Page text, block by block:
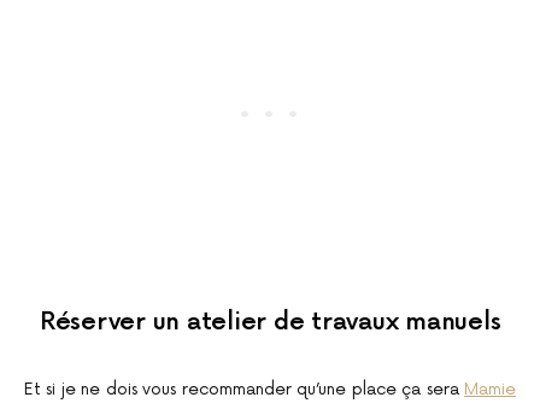
Réserver un atelier de travaux manuels
Et si je ne dois vous recommander qu’une place ça sera Mamie